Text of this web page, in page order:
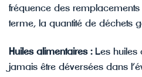
fréquence des remplacements
terme, la quantité de déchets
Huiles alimentaires : Les huiles
jamais être déversées dans